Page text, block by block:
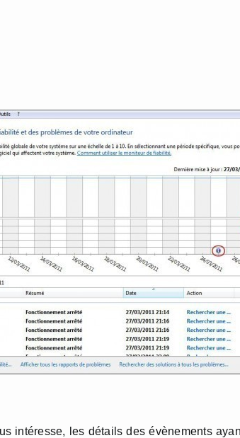
intéresse, les détails des évènements